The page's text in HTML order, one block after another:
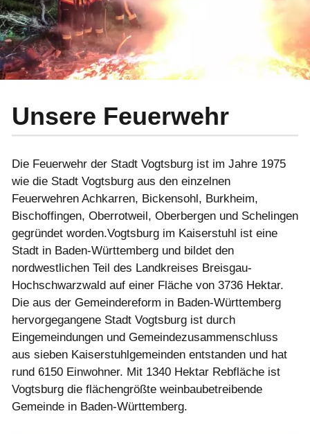
Fahrzeuge
Unsere Feuerwehr
Die Feuerwehr der Stadt Vogtsburg ist im Jahre 1975
wie die Stadt Vogtsburg aus den einzelnen
Feuerwehren Achkarren, Bickensohl, Burkheim,
Bischoffingen, Oberrotweil, Oberbergen und Schelingen
gegründet worden.Vogtsburg im Kaiserstuhl ist eine
Stadt in Baden-Württemberg und bildet den
nordwestlichen Teil des Landkreises Breisgau-
Hochschwarzwald auf einer Fläche von 3736 Hektar.
Die aus der Gemeindereform in Baden-Württemberg
hervorgegangene Stadt Vogtsburg ist durch
Eingemeindungen und Gemeindezusammenschluss
aus sieben Kaiserstuhlgemeinden entstanden und hat
rund 6150 Einwohner. Mit 1340 Hektar Rebfläche ist
Vogtsburg die flächengrößte weinbaubetreibende
Gemeinde in Baden-Württemberg.